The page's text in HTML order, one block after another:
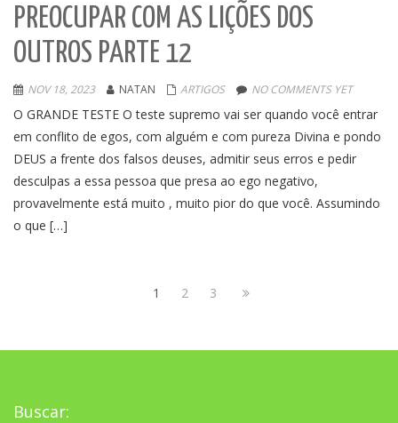
PREOCUPAR COM AS LIÇÕES DOS
OUTROS PARTE 12
NOV 18, 2023 NATAN ARTIGOS NO COMMENTS YET
O GRANDE TESTE O teste supremo vai ser quando você entrar
em conflito de egos, com alguém e com pureza Divina e pondo
DEUS a frente dos falsos deuses, admitir seus erros e pedir
desculpas a essa pessoa que presa ao ego negativo,
provavelmente está muito , muito pior do que você. Assumindo
o que […]
1 2 3
Buscar: